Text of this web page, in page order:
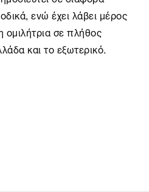
ενώ έχει λάβει μέρος
σε πλήθος
και το εξωτερικό.